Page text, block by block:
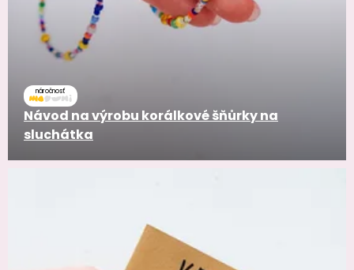
náročnosť
Návod na výrobu korálkové šňůrky na
sluchátka